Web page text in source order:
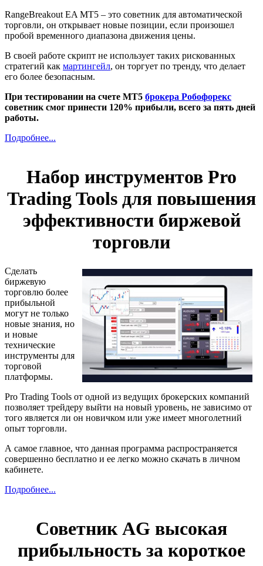
RangeBreakout EA MT5 – это советник для автоматической
торговли, он открывает новые позиции, если произошел
пробой временного диапазона движения цены.
В своей работе скрипт не использует таких рискованных
стратегий как мартингейл, он торгует по тренду, что делает
его более безопасным.
При тестировании на счете МТ5 брокера Робофорекс
советник смог принести 120% прибыли, всего за пять дней
работы.
Подробнее...
Набор инструментов Pro
Trading Tools для повышения
эффективности биржевой
торговли
Сделать
биржевую
торговлю более
прибыльной
могут не только
новые знания, но
и новые
технические
инструменты для
торговой
платформы.
Pro Trading Tools от одной из ведущих брокерских компаний
позволяет трейдеру выйти на новый уровень, не зависимо от
того является ли он новичком или уже имеет многолетний
опыт торговли.
А самое главное, что данная программа распространяется
совершенно бесплатно и ее легко можно скачать в личном
кабинете.
Подробнее...
Советник AG высокая
прибыльность за короткое